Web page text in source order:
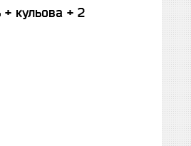
кульова + 2